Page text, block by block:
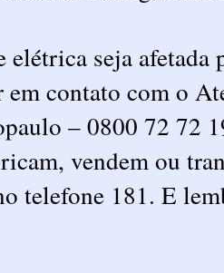
elétrica seja
em contato com o
– 0800 72 72
vendem ou
telefone 181. E